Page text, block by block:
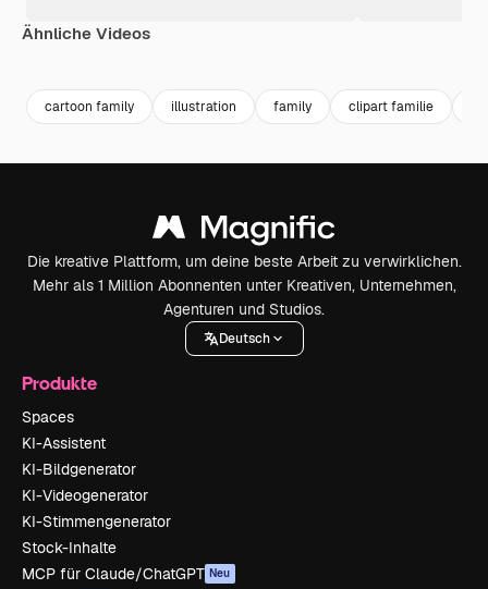
Ähnliche Videos
cartoon family illustration family clipart familie
Die kreative Plattform, um deine beste Arbeit zu verwirklichen.
Mehr als 1 Million Abonnenten unter Kreativen, Unternehmen,
Agenturen und Studios.
Deutsch
Produkte
Spaces
KI-Assistent
KI-Bildgenerator
KI-Videogenerator
KI-Stimmengenerator
Stock-Inhalte
MCP für Claude/ChatGPT Neu